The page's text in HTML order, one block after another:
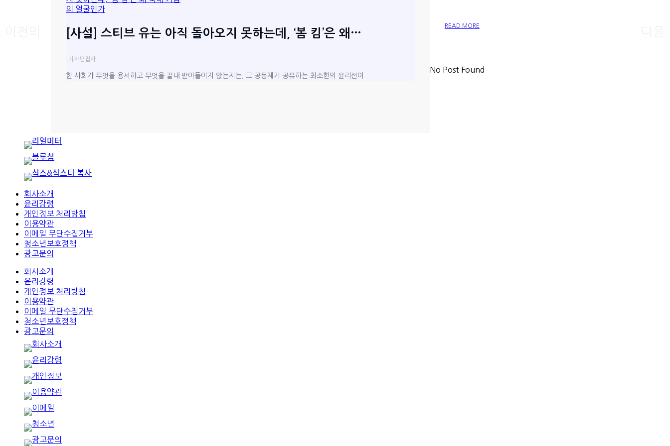
[사설] 스티브 유는 아직 돌아오지 못하는데, ‘봄 킴’은 왜…
기자편집자
한 사회가 무엇을 용서하고 무엇을 끝내 받아들이지 않는지는, 그 공동체가 공유하는 최소한의 윤리선이
READ MORE
No Post Found
회사소개
윤리강령
개인정보 처리방침
이용약관
이메일 무단수집거부
청소년보호정책
광고문의
회사소개
윤리강령
개인정보 처리방침
이용약관
이메일 무단수집거부
청소년보호정책
광고문의